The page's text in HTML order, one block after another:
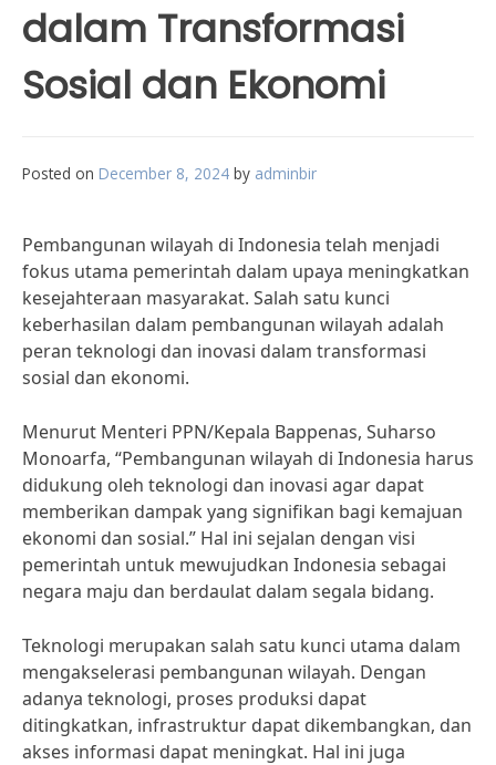
dalam Transformasi
Sosial dan Ekonomi
Posted on December 8, 2024 by adminbir
Pembangunan wilayah di Indonesia telah menjadi
fokus utama pemerintah dalam upaya meningkatkan
kesejahteraan masyarakat. Salah satu kunci
keberhasilan dalam pembangunan wilayah adalah
peran teknologi dan inovasi dalam transformasi
sosial dan ekonomi.
Menurut Menteri PPN/Kepala Bappenas, Suharso
Monoarfa, “Pembangunan wilayah di Indonesia harus
didukung oleh teknologi dan inovasi agar dapat
memberikan dampak yang signifikan bagi kemajuan
ekonomi dan sosial.” Hal ini sejalan dengan visi
pemerintah untuk mewujudkan Indonesia sebagai
negara maju dan berdaulat dalam segala bidang.
Teknologi merupakan salah satu kunci utama dalam
mengakselerasi pembangunan wilayah. Dengan
adanya teknologi, proses produksi dapat
ditingkatkan, infrastruktur dapat dikembangkan, dan
akses informasi dapat meningkat. Hal ini juga